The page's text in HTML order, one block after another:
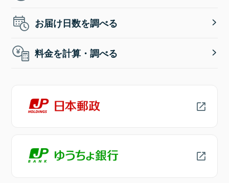
お届け日数を調べる
料金を計算・調べる